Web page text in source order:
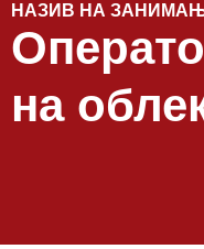
НАЗИВ НА
на